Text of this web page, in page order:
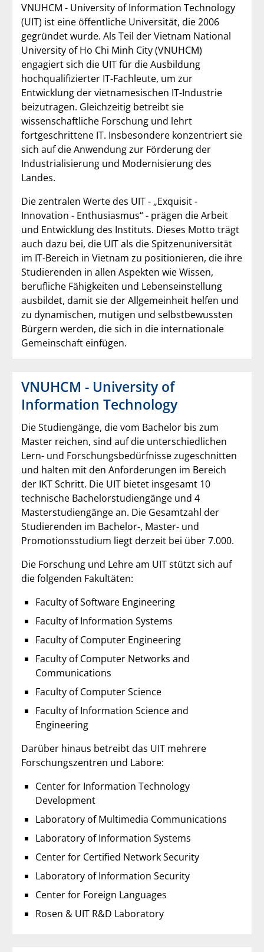
VNUHCM - University of Information Technology
(UIT) ist eine öffentliche Universität, die 2006
gegründet wurde. Als Teil der Vietnam National
University of Ho Chi Minh City (VNUHCM)
engagiert sich die UIT für die Ausbildung
hochqualifizierter IT-Fachleute, um zur
Entwicklung der vietnamesischen IT-Industrie
beizutragen. Gleichzeitig betreibt sie
wissenschaftliche Forschung und lehrt
fortgeschrittene IT. Insbesondere konzentriert sie
sich auf die Anwendung zur Förderung der
Industrialisierung und Modernisierung des
Landes.
Die zentralen Werte des UIT - „Exquisit -
Innovation - Enthusiasmus“ - prägen die Arbeit
und Entwicklung des Instituts. Dieses Motto trägt
auch dazu bei, die UIT als die Spitzenuniversität
im IT-Bereich in Vietnam zu positionieren, die ihre
Studierenden in allen Aspekten wie Wissen,
berufliche Fähigkeiten und Lebenseinstellung
ausbildet, damit sie der Allgemeinheit helfen und
zu dynamischen, mutigen und selbstbewussten
Bürgern werden, die sich in die internationale
Gemeinschaft einfügen.
VNUHCM - University of
Information Technology
Die Studiengänge, die vom Bachelor bis zum
Master reichen, sind auf die unterschiedlichen
Lern- und Forschungsbedürfnisse zugeschnitten
und halten mit den Anforderungen im Bereich
der IKT Schritt. Die UIT bietet insgesamt 10
technische Bachelorstudiengänge und 4
Masterstudiengänge an. Die Gesamtzahl der
Studierenden im Bachelor-, Master- und
Promotionsstudium liegt derzeit bei über 7.000.
Die Forschung und Lehre am UIT stützt sich auf
die folgenden Fakultäten:
Faculty of Software Engineering
Faculty of Information Systems
Faculty of Computer Engineering
Faculty of Computer Networks and
Communications
Faculty of Computer Science
Faculty of Information Science and
Engineering
Darüber hinaus betreibt das UIT mehrere
Forschungszentren und Labore:
Center for Information Technology
Development
Laboratory of Multimedia Communications
Laboratory of Information Systems
Center for Certified Network Security
Laboratory of Information Security
Center for Foreign Languages
Rosen & UIT R&D Laboratory